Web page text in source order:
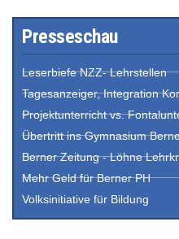
Presseschau
Leserbiefe NZZ- Lehrstellen
Tagesanzeiger, Integration
Projektunterricht vs.
Übertritt ins Gymnasium
Berner Zeitung - Löhne
Mehr Geld für Berner PH
Volksinitiative für Bildung